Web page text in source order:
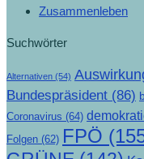
Zusammenleben
Suchwörter
Alternativen (54)
Bundespräsident (86)
Coronavirus (64)
Folgen (62) FPÖ